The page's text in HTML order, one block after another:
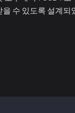
수 있도록 설계되